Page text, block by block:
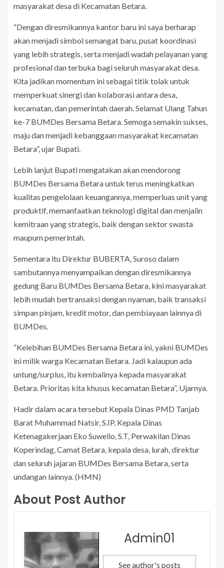
masyarakat desa di Kecamatan Betara.
“Dengan diresmikannya kantor baru ini saya berharap
akan menjadi simbol semangat baru, pusat koordinasi
yang lebih strategis, serta menjadi wadah pelayanan yang
profesional dan terbuka bagi seluruh masyarakat desa.
Kita jadikan momentum ini sebagai titik tolak untuk
memperkuat sinergi dan kolaborasi antara desa,
kecamatan, dan pemerintah daerah. Selamat Ulang Tahun
ke-7 BUMDes Bersama Betara. Semoga semakin sukses,
maju dan menjadi kebanggaan masyarakat kecamatan
Betara”, ujar Bupati.
Lebih lanjut Bupati mengatakan akan mendorong
BUMDes Bersama Betara untuk terus meningkatkan
kualitas pengelolaan keuangannya, memperluas unit yang
produktif, memanfaatkan teknologi digital dan menjalin
kemitraan yang strategis, baik dengan sektor swasta
maupum pemerintah.
Sementara itu Direktur BUBERTA, Suroso dalam
sambutannya menyampaikan dengan diresmikannya
gedung Baru BUMDes Bersama Betara, kini masyarakat
lebih mudah bertransaksi dengan nyaman, baik transaksi
simpan pinjam, kredit motor, dan pembiayaan lainnya di
BUMDes.
“Kelebihan BUMDes Bersama Betara ini, yakni BUMDes
ini milik warga Kecamatan Betara. Jadi kalaupun ada
untung/surplus, itu kembalinya kepada masyarakat
Betara. Prioritas kita khusus kecamatan Betara”, Ujarnya.
Hadir dalam acara tersebut Kepala Dinas PMD Tanjab
Barat Muhammad Natsir, S.IP, Kepala Dinas
Ketenagakerjaan Eko Suwello, S.T, Perwakilan Dinas
Koperindag, Camat Betara, kepala desa, lurah, direktur
dan seluruh jajaran BUMDes Bersama Betara, serta
undangan lainnya. (HMN)
About Post Author
Admin01
See author's posts